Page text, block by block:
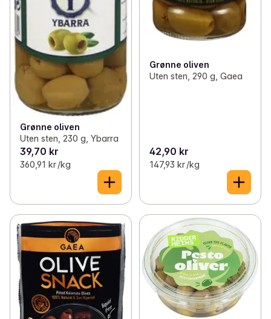
Grønne oliven
Uten sten, 230 g, Ybarra
39,70 kr
360,91 kr /kg
Grønne oliven
Uten sten, 290 g, Gaea
42,90 kr
147,93 kr /kg